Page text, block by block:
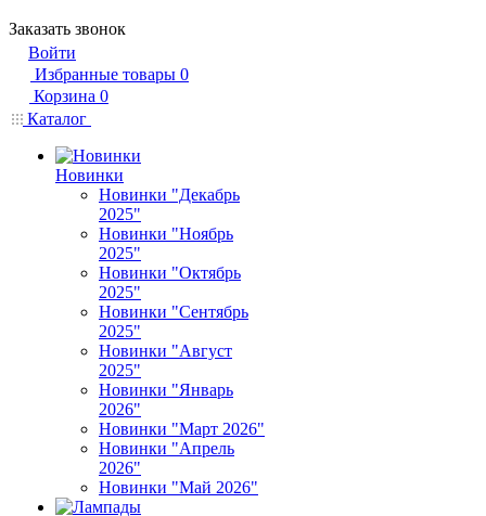
Заказать звонок
Войти
Избранные товары 0
Корзина 0
Каталог
Новинки
Новинки "Декабрь
2025"
Новинки "Ноябрь
2025"
Новинки "Октябрь
2025"
Новинки "Сентябрь
2025"
Новинки "Август
2025"
Новинки "Январь
2026"
Новинки "Март 2026"
Новинки "Апрель
2026"
Новинки "Май 2026"